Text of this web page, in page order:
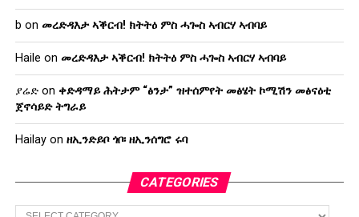
b on መረድዳእታ ኣቕርብ! ክትትዕ ምስ ሓጐስ ኣብርሃ ኣብባይ
Haile on መረድዳእታ ኣቕርብ! ክትትዕ ምስ ሓጐስ ኣብርሃ ኣብባይ
ያሬድon ቀድዳማይ ሕትታም “ፅንታ” ዝተሰምየት መፅሄት ኮሚሽን መፅናዕቲ
ጀኖሳይድ ትግራይ
Hailayon ዘኢንድይቦ ጎቦ፡ ዘኢንሰግሮ ሩባ
CATEGORIES
Categories